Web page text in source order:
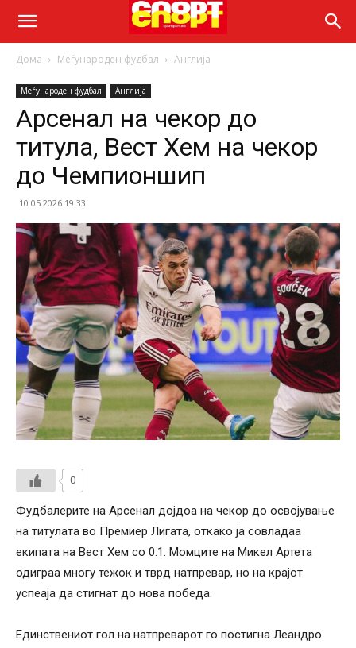
Дома Меѓународен фудбал Англија
Меѓународен фудбал Англија
Арсенал на чекор до
титула, Вест Хем на чекор
до Чемпионшип
10.05.2026 19:33
0
Фудбалерите на Арсенал дојдоа на чекор до освојување
на титулата во Премиер Лигата, откако ја совладаа
екипата на Вест Хем со 0:1. Момците на Микел Артета
одиграа многу тежок и тврд натпревар, но на крајот
успеаја да стигнат до нова победа.
Единствениот гол на натпреварот го постигна Леандро